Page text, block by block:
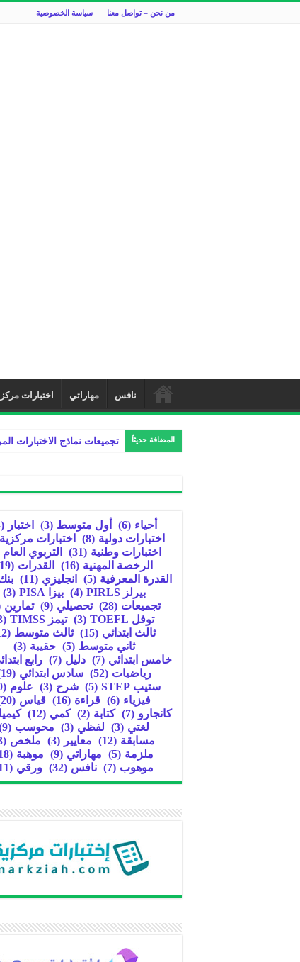
من نحن – تواصل معنا سياسة الخصوصية
نافس مهاراتي اختبارات
المضافة حديثاً تجميعات نماذج الاختبارات
أحياء (6) أول متوسط (3) اختبار
(4)
اختبارات دولية (8) اختبارات مركزية
اختبارات وطنية (31) التربوي العام
الرخصة المهنية (16) القدرات (19)
القدرة المعرفية (5) انجليزي (11)
بيرلز PIRLS
(4) بيزا PISA
(3)
تجميعات (28) تحصيلي (9) تمارين
توفل TOEFL
(3) تيمز TIMSS
(3)
ثالث ابتدائي (15) ثالث متوسط (12)
ثاني متوسط (5) حقيبة (3)
خامس ابتدائي (7) دليل (7) رابع
رياضيات (52) سادس ابتدائي (19)
ستيب STEP
(5) شرح (3) علوم (20)
فيزياء (6) قراءة (16) قياس (20)
كانجارو (7) كتابة (2) كمي (12)
لغتي (3) لفظي (3) محوسب (9)
مسابقة (12) معايير (3) ملخص (3)
ملزمة (5) مهاراتي (9) موهبة (18)
موهوب (7) نافس (32) ورقي (11)